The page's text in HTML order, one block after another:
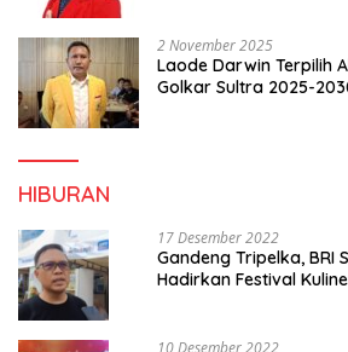
2 November 2025
Laode Darwin Terpilih
Golkar Sultra 2025-
HIBURAN
17 Desember 2022
Gandeng Tripelka, BRI
Hadirkan Festival